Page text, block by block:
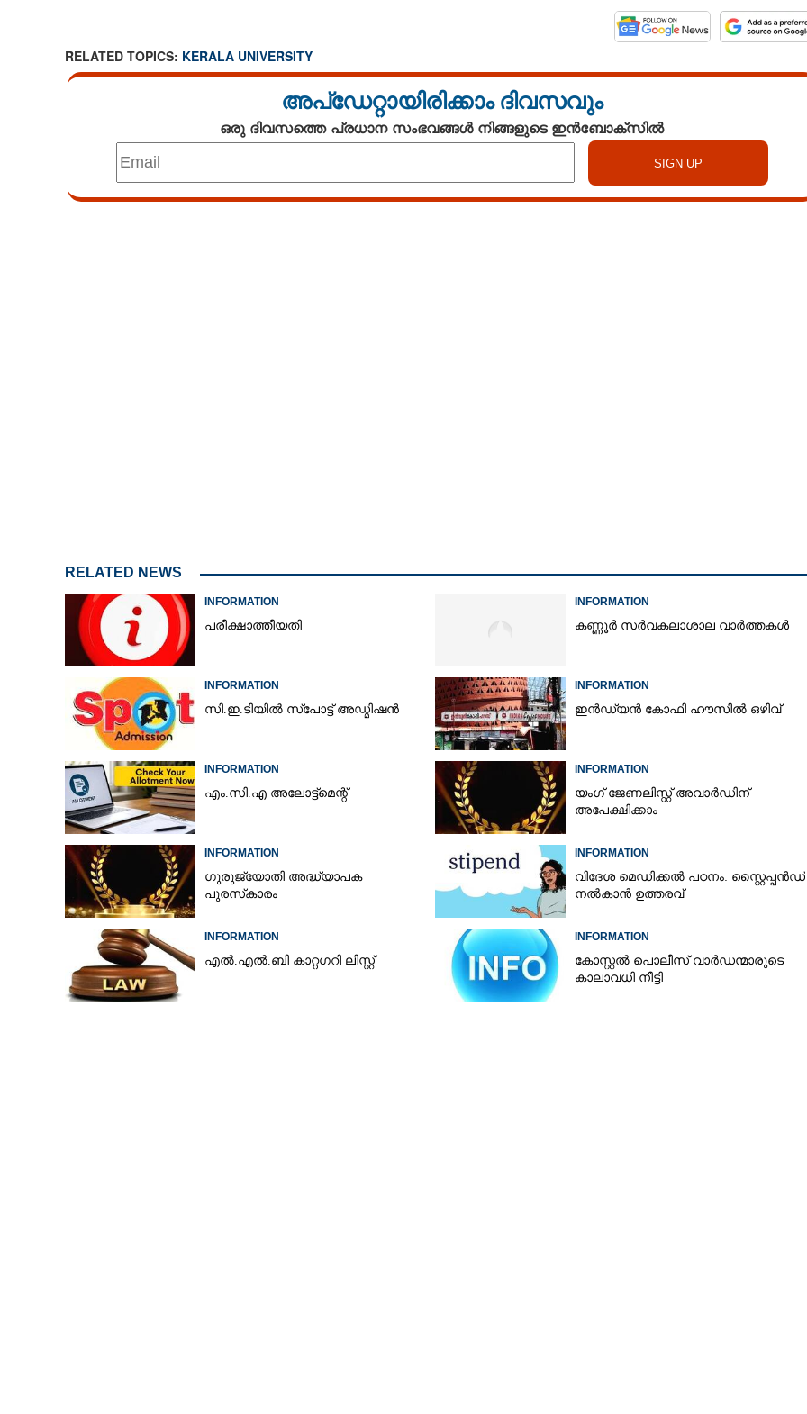
RELATED TOPICS: KERALA UNIVERSITY
അപ്ഡേറ്റായിരിക്കാം ദിവസവും
ഒരു ദിവസത്തെ പ്രധാന സംഭവങ്ങൾ നിങ്ങളുടെ ഇൻബോക്സിൽ
RELATED NEWS
INFORMATION
പരീക്ഷാത്തീയതി
INFORMATION
കണ്ണൂർ സർവകലാശാല വാർത്തകൾ
INFORMATION
സി.ഇ.ടിയിൽ സ്പോട്ട് അഡ്മിഷൻ
INFORMATION
ഇൻഡ്യൻ കോഫി ഹൗസിൽ ഒഴിവ്
INFORMATION
എം.സി.എ അലോട്ട്മെന്റ്
INFORMATION
യംഗ് ജേണലിസ്റ്റ് അവാർഡിന്
അപേക്ഷിക്കാം
INFORMATION
ഗുരുജ്യോതി അദ്ധ്യാപക
പുരസ്‌കാരം
INFORMATION
വിദേശ മെഡിക്കൽ പഠനം: സ്റ്റൈപ്പൻഡ്
നൽകാൻ ഉത്തരവ്
INFORMATION
എൽ.എൽ.ബി കാറ്റഗറി ലിസ്റ്റ്
INFORMATION
കോസ്റ്റൽ പൊലീസ് വാർഡന്മാരുടെ
കാലാവധി നീട്ടി
Share this link